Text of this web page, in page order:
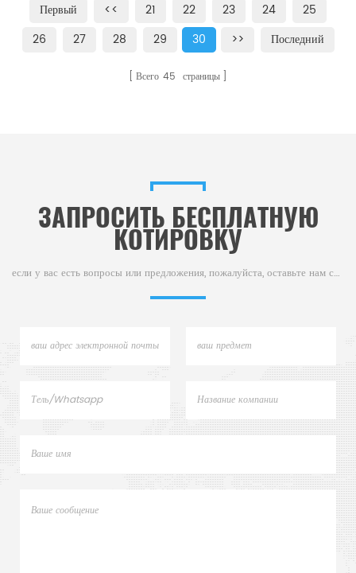
Seiko SII, Bruker AXS и чашек для
образцов.
Первый << 21 22 23 24
25
26
27 28 29 30 >> Последний
Всего 45 страницы
ЗАПРОСИТЬ БЕСПЛАТНУЮ
КОТИРОВКУ
если у вас есть вопросы или предложения, пожалуйста, оставьте нам сообщение,